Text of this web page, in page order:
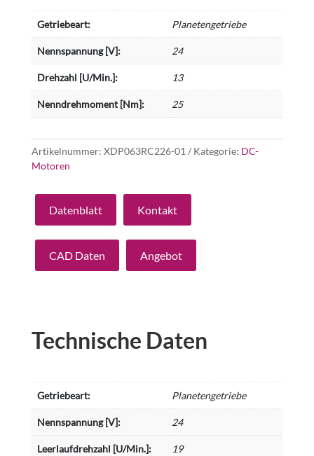
Getriebeart: Planetengetriebe
Nennspannung [V]: 24
Drehzahl [U/Min.]: 13
Nenndrehmoment [Nm]: 25
Artikelnummer: XDP063RC226-01 Kategorie: DC-
Motoren
Datenblatt Kontakt
CAD Daten Angebot
Technische Daten
Getriebeart: Planetengetriebe
Nennspannung [V]: 24
Leerlaufdrehzahl [U/Min.]: 19